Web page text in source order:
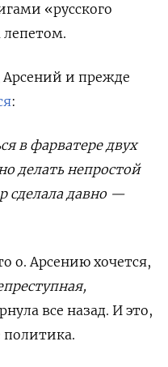
«русского
Арсений и прежде
:
в фарватере двух
делать непростой
сделала давно —
о. Арсению хочется,
все назад. И это,
политика.